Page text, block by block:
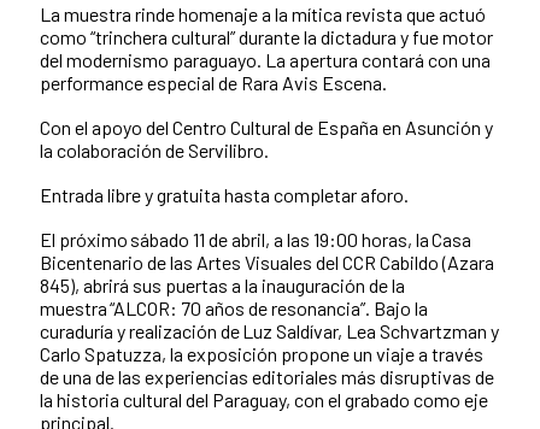
La muestra rinde homenaje a la mítica revista que actuó
como “trinchera cultural” durante la dictadura y fue motor
del modernismo paraguayo. La apertura contará con una
performance especial de Rara Avis Escena.
Con el apoyo del Centro Cultural de España en Asunción y
la colaboración de Servilibro.
Entrada libre y gratuita hasta completar aforo.
El próximo sábado 11 de abril, a las 19:00 horas, la Casa
Bicentenario de las Artes Visuales del CCR Cabildo (Azara
845), abrirá sus puertas a la inauguración de la
muestra “ALCOR: 70 años de resonancia”. Bajo la
curaduría y realización de Luz Saldívar, Lea Schvartzman y
Carlo Spatuzza, la exposición propone un viaje a través
de una de las experiencias editoriales más disruptivas de
la historia cultural del Paraguay, con el grabado como eje
principal.